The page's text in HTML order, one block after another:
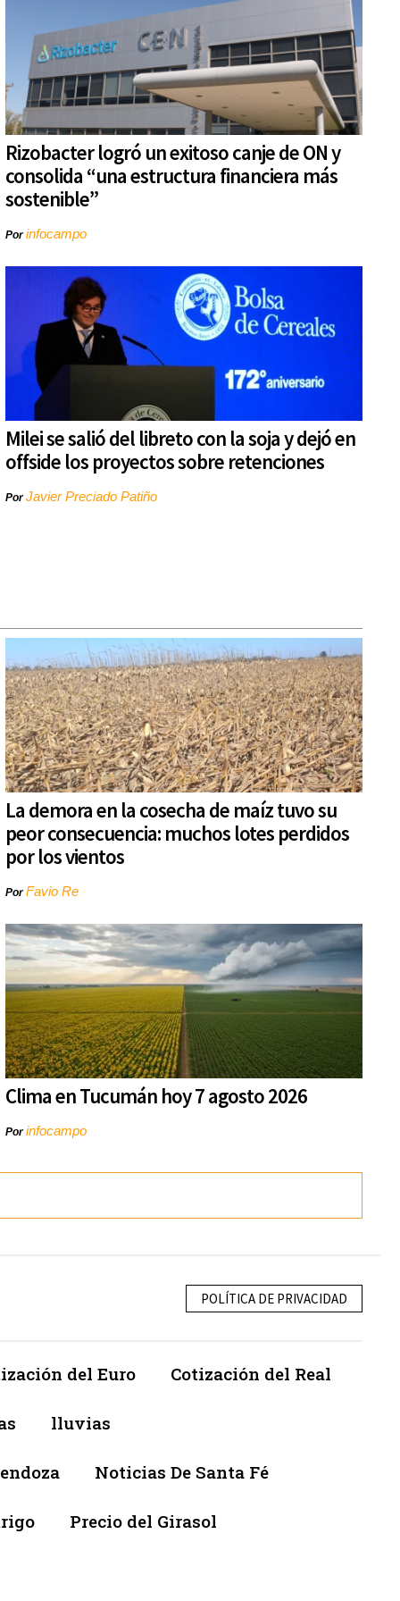
Rizobacter logró un exitoso canje de ON y
consolida “una estructura financiera más
sostenible”
Porinfocampo
Milei se salió del libreto con la soja y dejó en
offside los proyectos sobre retenciones
PorJavier Preciado Patiño
La demora en la cosecha de maíz tuvo su
peor consecuencia: muchos lotes perdidos
por los vientos
PorFavio Re
Clima en Tucumán hoy 7 agosto 2026
Porinfocampo
POLÍTICA DE PRIVACIDAD
del Euro Cotización del Real
lluvias
Noticias De Santa Fé
Precio del Girasol